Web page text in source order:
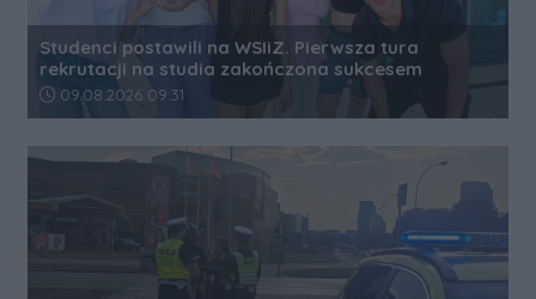
Studenci postawili na WSIiZ. Pierwsza tura
rekrutacji na studia zakończona sukcesem
Data dodania artykułu:
09.08.2026 09:31